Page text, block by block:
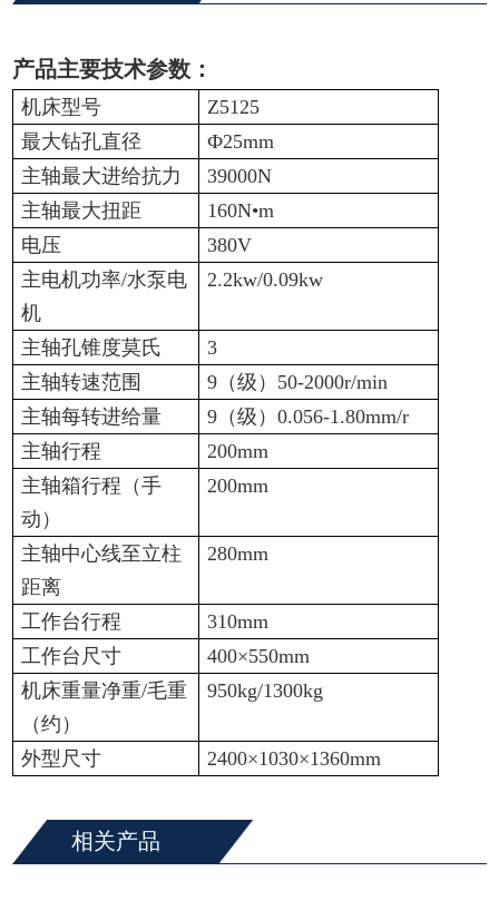
产品主要技术参数：
机床型号
Z5125
最大钻孔直径
Ф25mm
主轴最大进给抗力
39000N
主轴最大扭距
160N•m
电压
380V
主电机功率/水泵电
机
2.2kw/0.09kw
主轴孔锥度莫氏
3
主轴转速范围
9（级）50-2000r/min
主轴每转进给量
9（级）0.056-1.80mm/r
主轴行程
200mm
主轴箱行程（手
动）
200mm
主轴中心线至立柱
距离
280mm
工作台行程
310mm
工作台尺寸
400×550mm
机床重量净重/毛重
（约）
950kg/1300kg
外型尺寸 2400×1030×1360mm
相关产品